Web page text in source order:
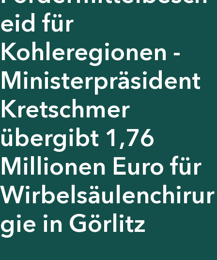
eid für
Kohleregionen -
Ministerpräsident
Kretschmer
übergibt 1,76
Millionen Euro für
Wirbelsäulenchirur
gie in Görlitz